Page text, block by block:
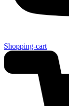
Shopping-cart